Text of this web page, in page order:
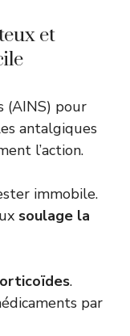
et
(AINS) pour
antalgiques
l’action.
immobile.
soulage la
.
par